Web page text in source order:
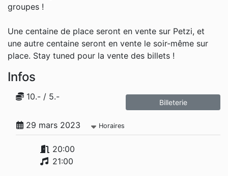
groupes !
Une centaine de place seront en vente sur Petzi, et
une autre centaine seront en vente le soir-même sur
place. Stay tuned pour la vente des billets !
Infos
10.- / 5.-
Billeterie
29 mars 2023 Horaires
20:00
21:00